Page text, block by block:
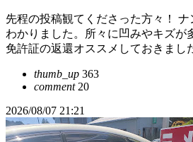
先程の投稿観てくださった方々！
わかりました。所々に凹みやキズが
免許証の返還オススメしておきまし
thumb_up 363
comment20
2026/08/07 21:21